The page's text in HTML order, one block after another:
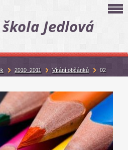
Jedlová
2010_2011 Vítání občánků 02